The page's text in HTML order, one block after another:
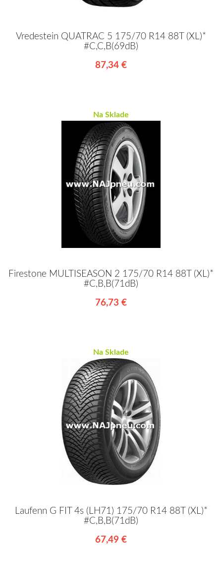
Vredestein QUATRAC 5 175/70 R14 88T (XL)*
#C,C,B(69dB)
87,34 €
Na Sklade
Firestone MULTISEASON 2 175/70 R14 88T (XL)*
#C,B,B(71dB)
76,73 €
Na Sklade
Laufenn G FIT 4s (LH71) 175/70 R14 88T (XL)*
#C,B,B(71dB)
67,49 €